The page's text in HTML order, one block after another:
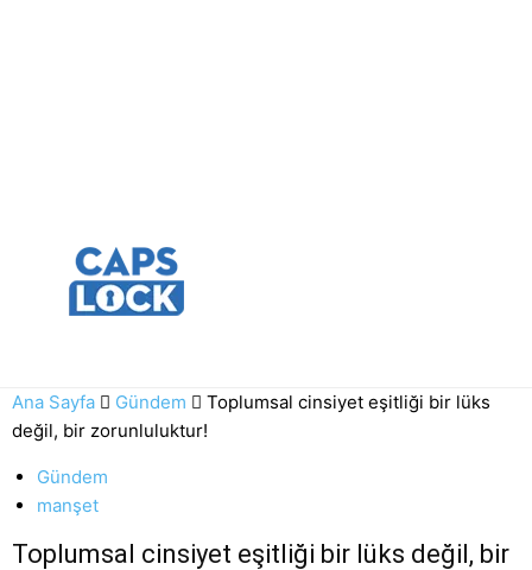
Ana Sayfa Gündem
Toplumsal cinsiyet eşitliği bir lüks
değil, bir zorunluluktur!
Gündem
manşet
Toplumsal cinsiyet eşitliği bir lüks değil, bir